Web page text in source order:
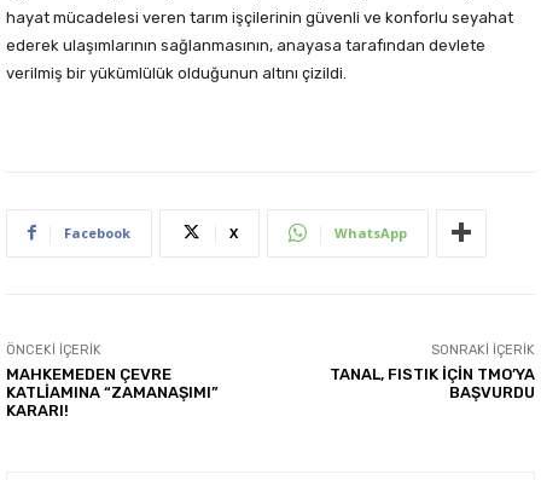
hayat mücadelesi veren tarım işçilerinin güvenli ve konforlu seyahat
ederek ulaşımlarının sağlanmasının, anayasa tarafından devlete
verilmiş bir yükümlülük olduğunun altını çizildi.
Facebook X WhatsApp
ÖNCEKI İÇERIK
MAHKEMEDEN ÇEVRE
KATLİAMINA “ZAMANAŞIMI”
KARARI!
SONRAKI İÇERIK
TANAL, FISTIK İÇİN TMO’YA
BAŞVURDU